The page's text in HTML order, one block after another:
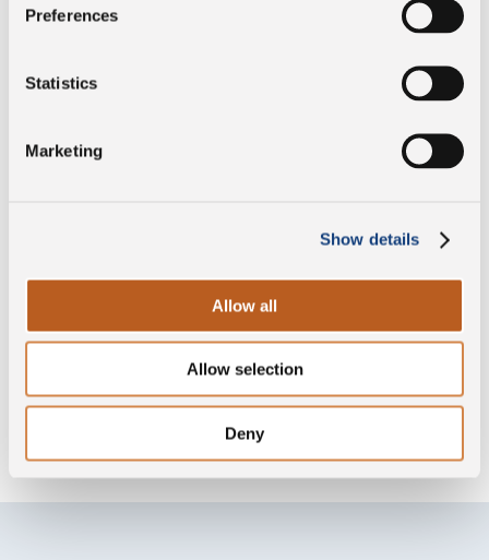
Preferences
Statistics
Marketing
Show details
Allow all
Allow selection
Deny
Sin lactosa
Sin lisozima